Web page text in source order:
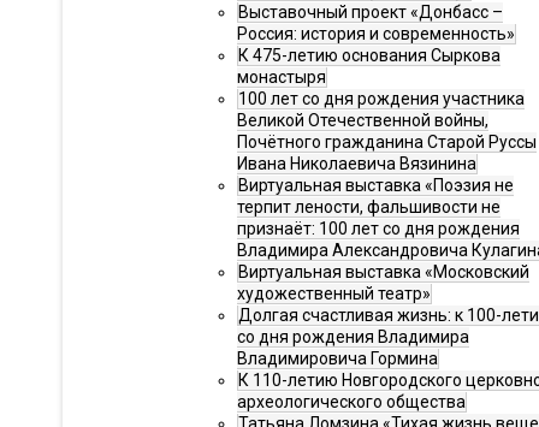
Выставочный проект «Донбасс –
Россия: история и современность»
К 475-летию основания Сыркова
монастыря
100 лет со дня рождения участника
Великой Отечественной войны,
Почётного гражданина Старой Руссы
Ивана Николаевича Вязинина
Виртуальная выставка «Поэзия не
терпит лености, фальшивости не
признаёт: 100 лет со дня рождения
Владимира Александровича
Виртуальная выставка «Московский
художественный театр»
Долгая счастливая жизнь: к 100-
со дня рождения Владимира
Владимировича Гормина
К 110-летию Новгородского
археологического общества